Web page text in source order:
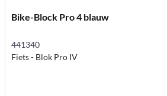
Bike-Block Pro 4 blauw
441340
Fiets - Blok Pro IV